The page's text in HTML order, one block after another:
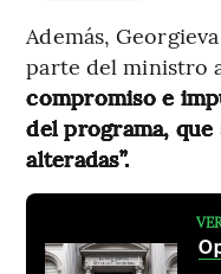
Además,
parte del ministro
compromiso e
del programa,
alteradas”.